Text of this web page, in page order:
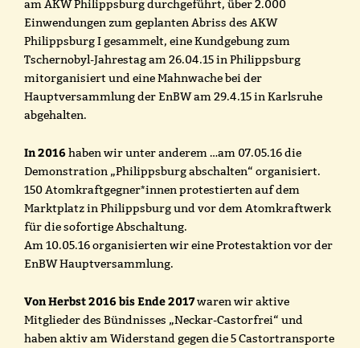
am AKW Philippsburg durchgeführt, über 2.000
Einwendungen zum geplanten Abriss des AKW
Philippsburg I gesammelt, eine Kundgebung zum
Tschernobyl-Jahrestag am 26.04.15 in Philippsburg
mitorganisiert und eine Mahnwache bei der
Hauptversammlung der EnBW am 29.4.15 in Karlsruhe
abgehalten.
In 2016haben wir unter anderem …am 07.05.16 die
Demonstration „Philippsburg abschalten“ organisiert.
150 Atomkraftgegner*innen protestierten auf dem
Marktplatz in Philippsburg und vor dem Atomkraftwerk
für die sofortige Abschaltung.
Am 10.05.16 organisierten wir eine Protestaktion vor der
EnBW Hauptversammlung.
Von Herbst 2016 bis Ende 2017waren wir aktive
Mitglieder des Bündnisses „Neckar-Castorfrei“ und
haben aktiv am Widerstand gegen die 5 Castortransporte